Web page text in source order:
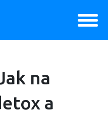
na
a